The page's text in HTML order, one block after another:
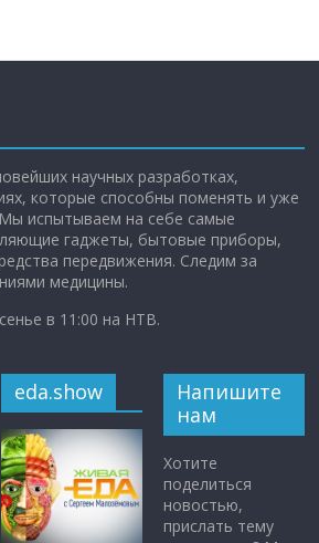
научных разработках,
которые способны поменять и уже
испытываем на себе самые
гаджеты, бытовые приборы,
передвижения. Следим за
медицины.
в 11:00 на НТВ.
eda.show
Напишите
нам
Хотите
поделиться
новостью,
прислать тему